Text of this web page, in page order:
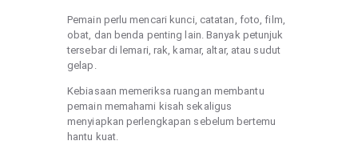
Pemain perlu mencari kunci, catatan, foto, film,
obat, dan benda penting lain. Banyak petunjuk
tersebar di lemari, rak, kamar, altar, atau sudut
gelap.
Kebiasaan memeriksa ruangan membantu
pemain memahami kisah sekaligus
menyiapkan perlengkapan sebelum bertemu
hantu kuat.